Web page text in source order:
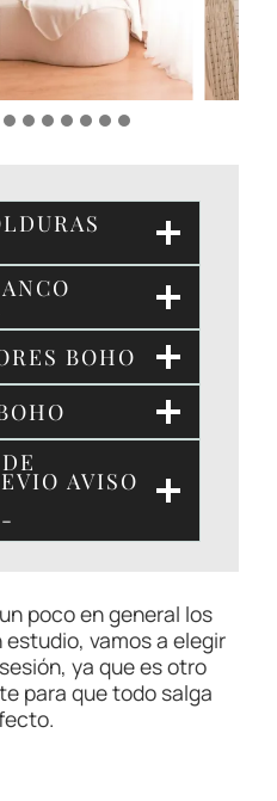
FLORES BOHO
AVISO
poco en general los
vamos a elegir
ya que es otro
para que todo salga